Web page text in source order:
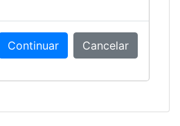
Continuar Cancelar